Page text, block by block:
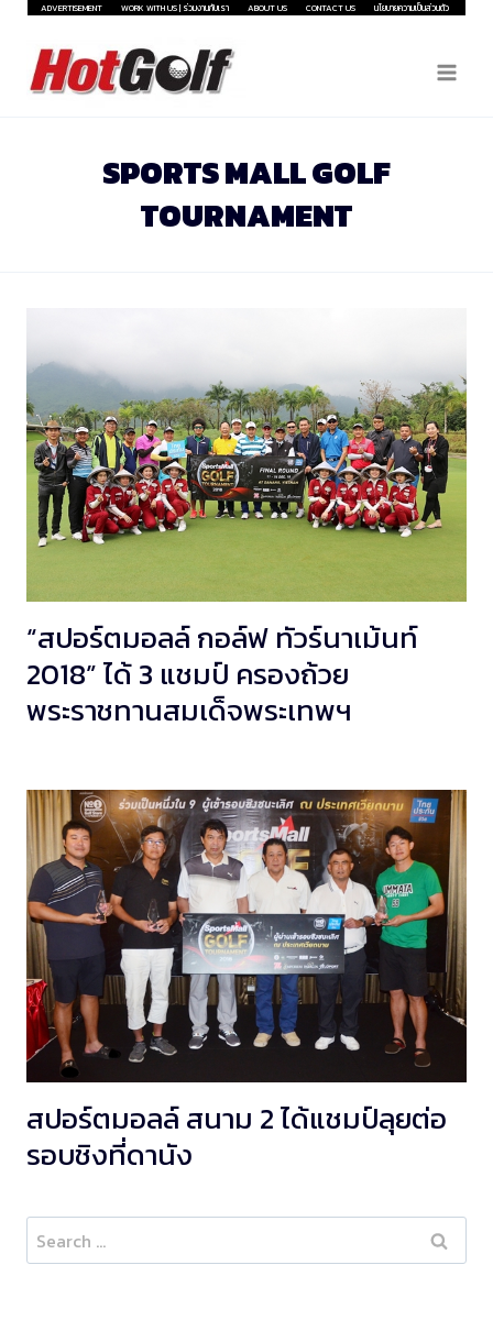
Skip
content
ADVERTISEMENT WORK WITH US | ร่วมงานกับเรา ABOUT US CONTACT US นโยบายความเป็นส่วนตัว
SPORTS MALL GOLF
TOURNAMENT
“สปอร์ตมอลล์ กอล์ฟ ทัวร์นาเม้นท์
2018” ได้ 3 แชมป์ ครองถ้วย
พระราชทานสมเด็จพระเทพฯ
สปอร์ตมอลล์ สนาม 2 ได้แชมป์ลุยต่อ
รอบชิงที่ดานัง
Search
for: